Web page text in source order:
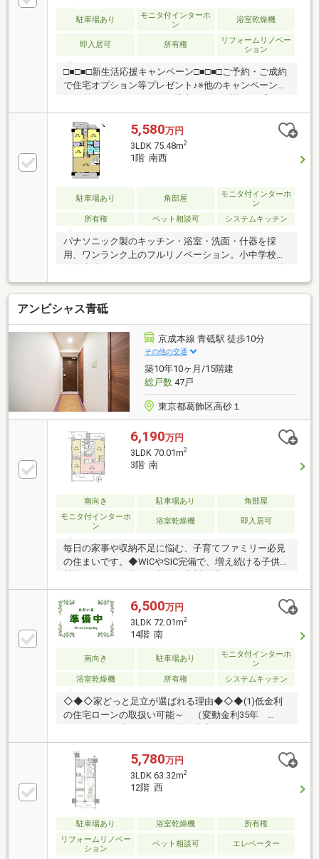
駐車場あり
モニタ付インターホ
ン
浴室乾燥機
即入居可 所有権
リフォームリノベー
ション
□■□■□新生活応援キャンペーン□■□■□ご予約・ご成約
で住宅オプション等プレゼント♪※他のキャンペーンと
の併用はできませんのでご注意下さい。詳細はプレゼ
ント情報をご確認ください♪◇◆◇住宅ローン相談会
実施中◇◆◇随時住宅ローン相談会を開催しておりま
す♪都市銀行（三菱UFJ銀行/三井住友銀行/りそな銀
行）ネット銀行（auじぶん銀行/SBIネット銀行/イオン
銀行/楽天銀行）その他、地方銀行・信用金庫etc...
15社以上の金融機関からお客様に最適な金融機関とプ
ランをご提案させていただきます。スタッフ一同、素
敵なお住まいをご提案出来ますよう誠心誠意お手伝い
致します♪
5,580万円
3LDK 75.48m2
1階 南西
駐車場あり 角部屋
モニタ付インターホ
ン
所有権
ペット相談可 システムキッチン
パナソニック製のキッチン・浴室・洗面・什器を採
用、ワンランク上のフルリノベーション。小中学校、
総合病院、スーパー、コンビニ、ドラッグストアが徒
歩10分以内で便利な住環境です
アンビシャス青砥
京成本線 青砥駅 徒歩10分
その他の交通
築10年10ヶ月/15階建
総戸数47戸
東京都葛飾区高砂１
6,190万円
3LDK 70.01m2
3階 南
南向き 駐車場あり
角部屋
モニタ付インターホ
ン
浴室乾燥機 即入居可
毎日の家事や収納不足に悩む、子育てファミリー必見
の住まいです。◆WICやSIC完備で、増え続ける子供の
荷物もスッキリ丸ごと収納！◆対面式キッチンからリ
ビングが見渡せ、お料理中も子供の様子に目が届く◆
隣接住戸がないため、隣を気にする生活音のストレス
から解放されます青砥駅からのアクセスも良く、都心
への毎日の通勤もラクラク。奥戸小学校まで650m（徒
歩9分）と、毎日の通学環境も安心です。スマホ下部
の3Dビューで実際の広さや使いやすい生活動線をチェ
ック！気になる方は今すぐ【見学予約】ボタンからお
気軽にお問い合わせください。
6,500万円
3LDK 72.01m2
14階 南
南向き 駐車場あり
モニタ付インターホ
ン
浴室乾燥機
所有権 システムキッチン
◇◆◇家どっと足立が選ばれる理由◆◇◆(1)低金利
の住宅ローンの取扱い可能～ （変動金利35年
(3)ライフプランナーとの打合せが出来る～（無料）～
【今のお客様のご状況をお聞かせください】～◆毎月
支払う住居費って自分達はいくらなら大丈夫かな。◆
歳を重ねてもずっと安心して暮らせる場所がいい！◆
購入はしたいけど、手続きとか税金とか色々心配。期
待も大きい反面、悩みや不安も多いと思います。不動
産売買専門店でお客様と一緒に悩んできた数が多い私
達だから解決出来る問題があります。
5,780万円
3LDK 63.32m2
12階 西
駐車場あり 浴室乾燥機
所有権
リフォームリノベー
ション
ペット相談可 エレベーター